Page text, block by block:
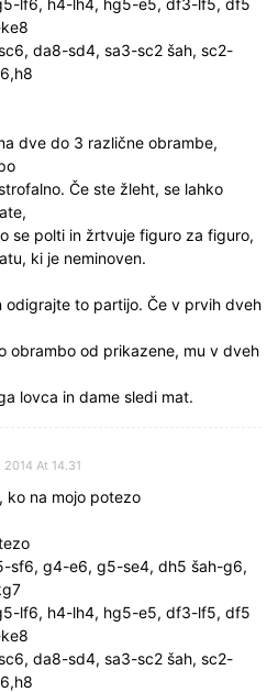
da8-sd4, sa3-sc2 šah, sc2-
dve do 3 različne obrambe,
Če ste žleht, se lahko
se polti in žrtvuje figuro za figuro,
ki je neminoven.
odigrajte to partijo. Če v prvih dveh
obrambo od prikazene, mu v dveh
lovca in dame sledi mat.
2014 At 14.31
ko na mojo potezo
sf6, g4-e6, g5-se4, dh5 šah-g6,
lf6, h4-lh4, hg5-e5, df3-lf5, df5
da8-sd4, sa3-sc2 šah, sc2-